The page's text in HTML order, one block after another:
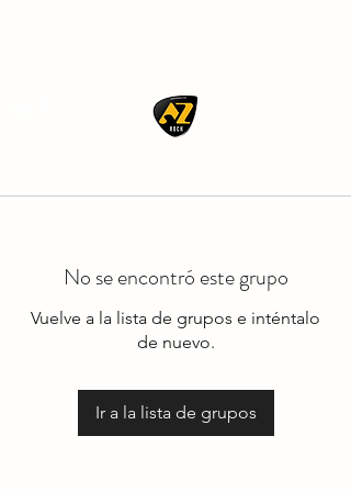
No se encontró este grupo
Vuelve a la lista de grupos e inténtalo
de nuevo.
Ir a la lista de grupos